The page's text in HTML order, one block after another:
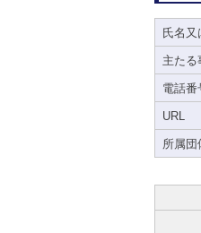
氏名又
主たる
電話番
URL
所属団